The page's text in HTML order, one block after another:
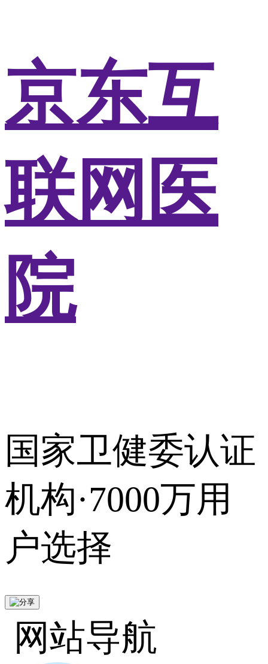
京东互
联网医
院
国家卫健委认证
机构·7000万用
户选择
网站导航